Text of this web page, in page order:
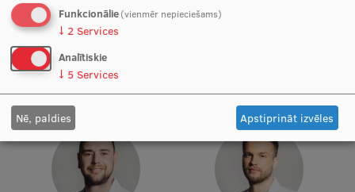
Kvalifikācijas atbilstības pārbaude
Pētniecība
Zinātniskie institūti un laboratorijas
Pētniecības datu pārvaldība
Doc. Guntis Žīgurs
Docētājs
Funkcionālie(vienmēr nepieciešams)
↓ 2 Services
Analītiskie
↓ 5 Services
Nē, paldies Apstiprināt izvēles